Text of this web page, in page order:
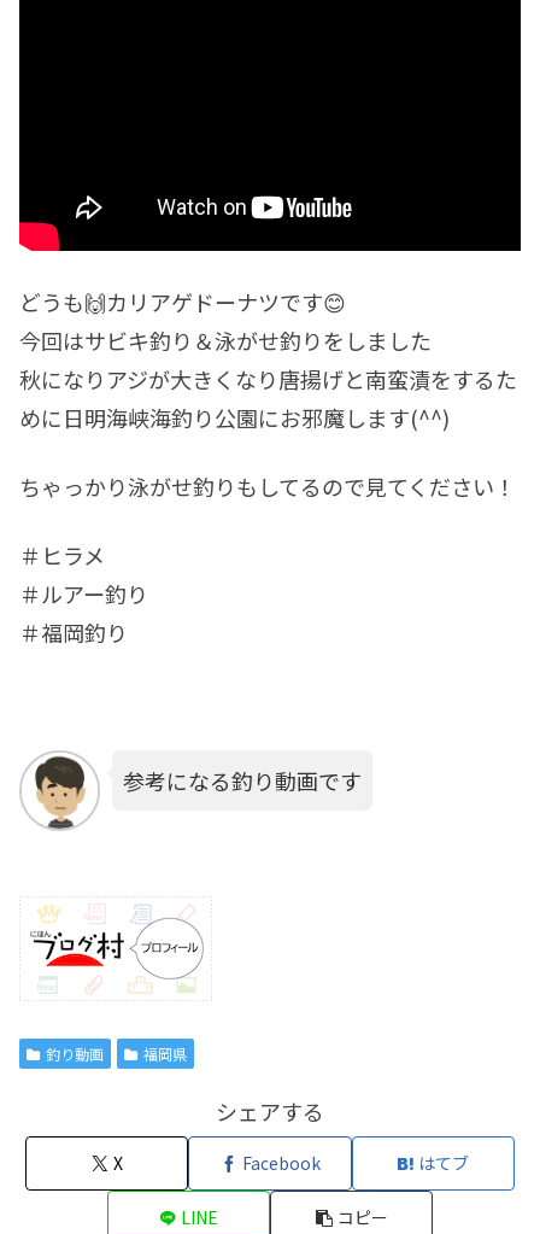
どうも🙌カリアゲドーナツです😊
今回はサビキ釣り＆泳がせ釣りをしました
秋になりアジが大きくなり唐揚げと南蛮漬をするた
めに日明海峡海釣り公園にお邪魔します(^^)
ちゃっかり泳がせ釣りもしてるので見てください！
＃ヒラメ
＃ルアー釣り
＃福岡釣り
参考になる釣り動画です
釣り動画 福岡県
シェアする
X Facebook はてブ
LINE コピー